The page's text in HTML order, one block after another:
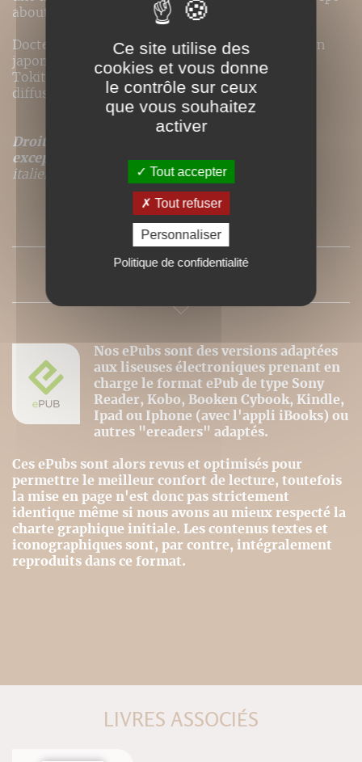
aboutit à des résultats concrets.
Docteur en sociologie et en langue et civilisation
japonaises, Kenji Tokitsu a fondé l’Académie
Tokitsu-ryû (tokitsu.com) pour enseigner et
diffuser cette méthode.
Droits de traduction disponibles pour ce titre,
excepté
pour les langues suivantes : espagnol,
italien.
SOMMAIRE
Nos ePubs sont des versions adaptées
aux liseuses électroniques prenant en
charge le format ePub de type Sony
Reader, Kobo, Booken Cybook, Kindle,
Ipad ou Iphone (avec l'appli iBooks) ou
autres "ereaders" adaptés.
Ces ePubs sont alors revus et optimisés pour
permettre le meilleur confort de lecture, toutefois
la mise en page n'est donc pas strictement
identique même si nous avons au mieux respecté la
charte graphique initiale. Les contenus textes et
iconographiques sont, par contre, intégralement
reproduits dans ce format.
LIVRES ASSOCIÉS
Ce site utilise des
cookies et vous donne
le contrôle sur ceux
que vous souhaitez
activer
Tout accepter
Tout refuser
Personnaliser
Politique de confidentialité